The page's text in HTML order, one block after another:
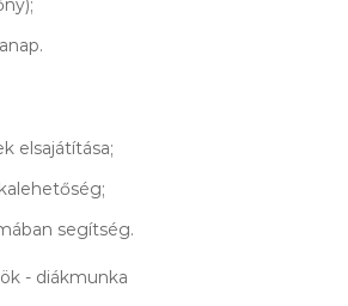
elsajátítása;
segítség.
- diákmunka